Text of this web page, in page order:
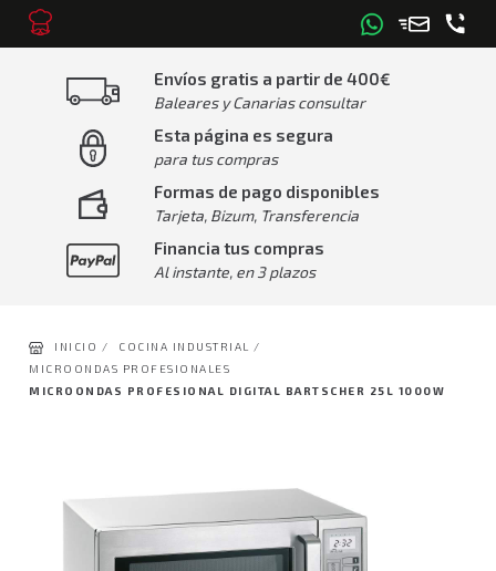
Envíos gratis a partir de 400€
Baleares y Canarias consultar
Esta página es segura
para tus compras
Formas de pago disponibles
Tarjeta, Bizum, Transferencia
Financia tus compras
Al instante, en 3 plazos
INICIO /
COCINA INDUSTRIAL /
MICROONDAS PROFESIONALES
MICROONDAS PROFESIONAL DIGITAL BARTSCHER 25L 1000W